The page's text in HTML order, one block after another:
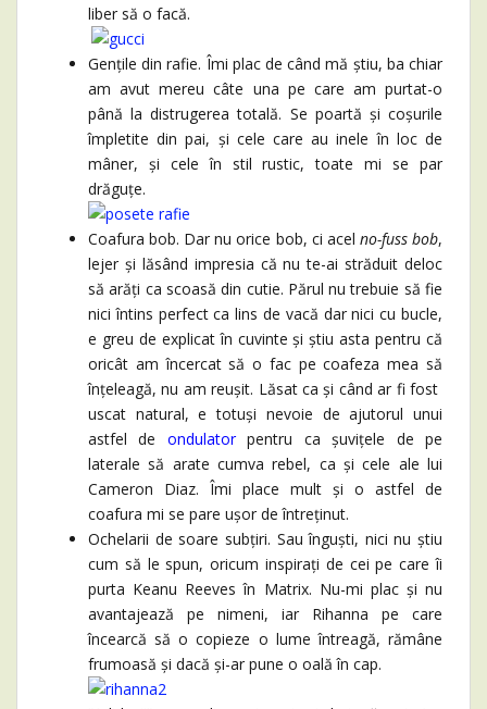
liber să o facă.
Gențile din rafie. Îmi plac de când mă știu, ba chiar
am avut mereu câte una pe care am purtat-o
până la distrugerea totală. Se poartă și coșurile
împletite din pai, și cele care au inele în loc de
mâner, și cele în stil rustic, toate mi se par
drăguțe.
Coafura bob. Dar nu orice bob, ci acel no-fuss bob,
lejer și lăsând impresia că nu te-ai străduit deloc
să arăți ca scoasă din cutie. Părul nu trebuie să fie
nici întins perfect ca lins de vacă dar nici cu bucle,
e greu de explicat în cuvinte și știu asta pentru că
oricât am încercat să o fac pe coafeza mea să
înțeleagă, nu am reușit. Lăsat ca și când ar fi fost
uscat natural, e totuși nevoie de ajutorul unui
astfel de ondulator pentru ca șuvițele de pe
laterale să arate cumva rebel, ca și cele ale lui
Cameron Diaz. Îmi place mult și o astfel de
coafura mi se pare ușor de întreținut.
Ochelarii de soare subțiri. Sau înguști, nici nu știu
cum să le spun, oricum inspirați de cei pe care îi
purta Keanu Reeves în Matrix. Nu-mi plac și nu
avantajează pe nimeni, iar Rihanna pe care
încearcă să o copieze o lume întreagă, rămâne
frumoasă și dacă și-ar pune o oală în cap.